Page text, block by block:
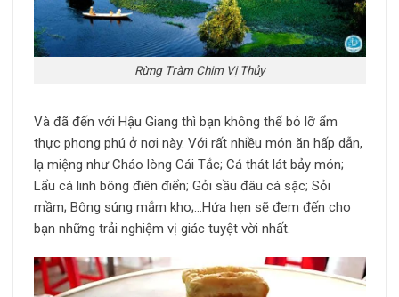
Rừng Tràm Chim Vị Thủy
Và đã đến với Hậu Giang thì bạn không thể bỏ lỡ ẩm
thực phong phú ở nơi này. Với rất nhiều món ăn hấp dẫn,
lạ miệng như Cháo lòng Cái Tắc; Cá thát lát bảy món;
Lẩu cá linh bông điên điển; Gỏi sầu đâu cá sặc; Sỏi
mầm; Bông súng mắm kho;…Hứa hẹn sẽ đem đến cho
bạn những trải nghiệm vị giác tuyệt vời nhất.